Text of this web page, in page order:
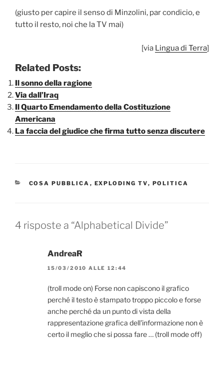
(giusto per capire il senso di Minzolini, par condicio, e
tutto il resto, noi che la TV mai)
[via Lingua di Terra]
Related Posts:
Il sonno della ragione
Via dall’Iraq
Il Quarto Emendamento della Costituzione
Americana
La faccia del giudice che firma tutto senza discutere
CATEGORIE
COSA PUBBLICA , EXPLODING TV, POLITICA
4 risposte a “Alphabetical Divide”
AndreaR
15/03/2010 ALLE 12:44
(troll mode on) Forse non capiscono il grafico
perché il testo è stampato troppo piccolo e forse
anche perché da un punto di vista della
rappresentazione grafica dell'informazione non è
certo il meglio che si possa fare … (troll mode off)